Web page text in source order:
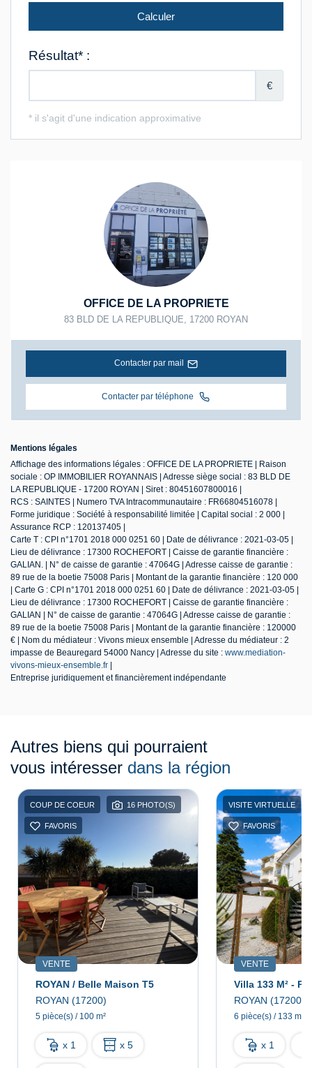
OFFICE DE LA PROPRIETE
83 BLD DE LA REPUBLIQUE, 17200 ROYAN
Contacter par mail
Contacter par téléphone
Mentions légales
Affichage des informations légales : OFFICE DE LA PROPRIETE | Raison
sociale : OP IMMOBILIER ROYANNAIS | Adresse siège social : 83 BLD DE
LA REPUBLIQUE - 17200 ROYAN | Siret : 80451607800016 |
RCS : SAINTES | Numero TVA Intracommunautaire : FR66804516078 |
Forme juridique : Société à responsabilité limitée | Capital social : 2 000 |
Assurance RCP : 120137405 |
Carte T : CPI n°1701 2018 000 0251 60 | Date de délivrance : 2021-03-05 |
Lieu de délivrance : 17300 ROCHEFORT | Caisse de garantie financière :
GALIAN. | N° de caisse de garantie : 47064G | Adresse caisse de garantie :
89 rue de la boetie 75008 Paris | Montant de la garantie financière : 120 000
| Carte G : CPI n°1701 2018 000 0251 60 | Date de délivrance : 2021-03-05 |
Lieu de délivrance : 17300 ROCHEFORT | Caisse de garantie financière :
GALIAN | N° de caisse de garantie : 47064G | Adresse caisse de garantie :
89 rue de la boetie 75008 Paris | Montant de la garantie financière : 120000
€ | Nom du médiateur : Vivons mieux ensemble | Adresse du médiateur : 2
impasse de Beauregard 54000 Nancy | Adresse du site : www.mediation-
vivons-mieux-ensemble.fr
Entreprise juridiquement et financièrement indépendante
Autres biens qui pourraient
vous intéresser dans la région
COUP DE COEUR 16 PHOTO(S)
FAVORIS
VENTE
ROYAN / Belle Maison T5
ROYAN (17200)
5 pièce(s) / 100 m²
x 1 x 5
VISITE VIRTUELLE
FAVORIS
VENTE
ROYAN (17200)
6 pièce(s) / 133 m²
x 1